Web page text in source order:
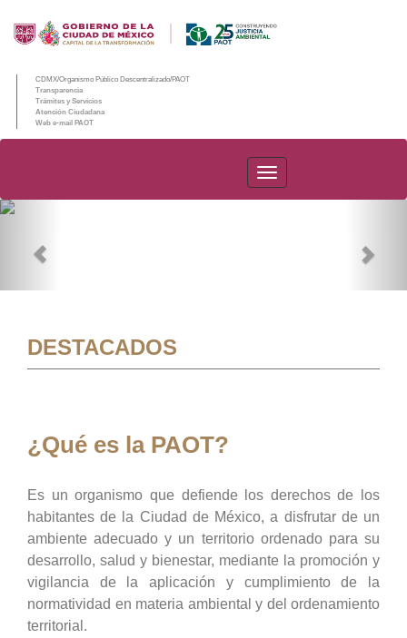
CDMX/Organismo Público Descentralizado/PAOT
Transparencia
Trámites y Servicios
Atención Ciudadana
Web e-mail PAOT
PAOT
DESTACADOS
¿Qué es la PAOT?
Es un organismo que defiende los derechos de los
habitantes de la Ciudad de México, a disfrutar de un
ambiente adecuado y un territorio ordenado para su
desarrollo, salud y bienestar, mediante la promoción y
vigilancia de la aplicación y cumplimiento de la
normatividad en materia ambiental y del ordenamiento
territorial.